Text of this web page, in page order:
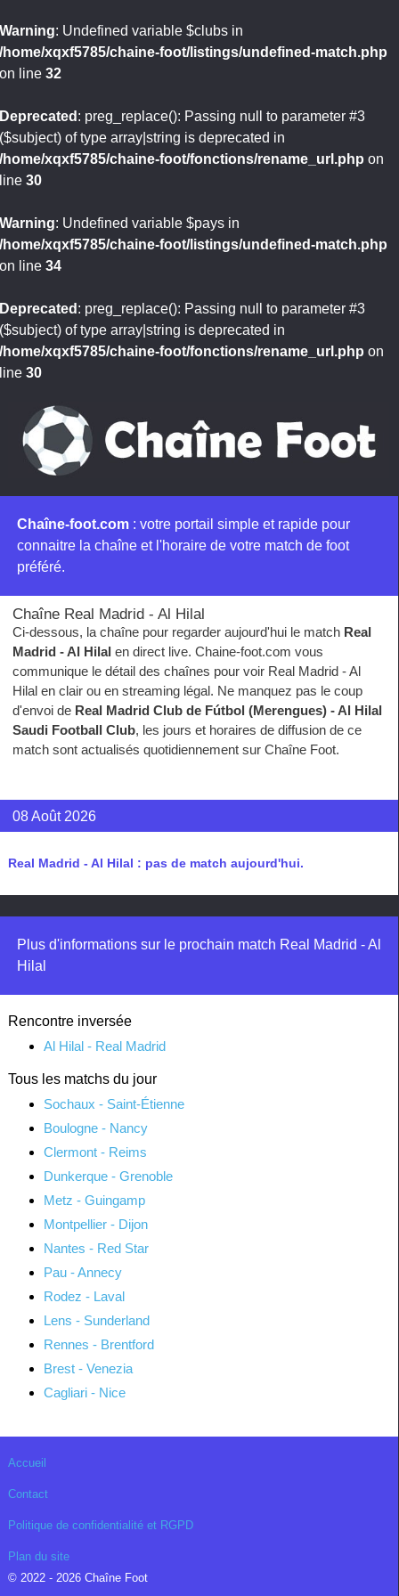
Warning: Undefined variable $clubs in
/home/xqxf5785/chaine-foot/listings/undefined-match.php
on line 32
Deprecated : preg_replace(): Passing null to parameter #3
($subject) of type array|string is deprecated in
/home/xqxf5785/chaine-foot/fonctions/rename_url.php on
line 30
Warning: Undefined variable $pays in
/home/xqxf5785/chaine-foot/listings/undefined-match.php
on line 34
Deprecated : preg_replace(): Passing null to parameter #3
($subject) of type array|string is deprecated in
/home/xqxf5785/chaine-foot/fonctions/rename_url.php on
line 30
Chaîne-foot.com : votre portail simple et rapide pour
connaitre la chaîne et l'horaire de votre match de foot
préféré.
Chaîne Real Madrid - Al Hilal
Ci-dessous, la chaîne pour regarder aujourd'hui le match Real
Madrid - Al Hilal en direct live. Chaine-foot.com vous
communique le détail des chaînes pour voir Real Madrid - Al
Hilal en clair ou en streaming légal. Ne manquez pas le coup
d'envoi de Real Madrid Club de Fútbol (Merengues) - Al Hilal
Saudi Football Club, les jours et horaires de diffusion de ce
match sont actualisés quotidiennement sur Chaîne Foot.
08 Août 2026
Real Madrid - Al Hilal : pas de match aujourd'hui.
Plus d'informations sur le prochain match Real Madrid - Al
Hilal
Rencontre inversée
Al Hilal - Real Madrid
Tous les matchs du jour
Sochaux - Saint-Étienne
Boulogne - Nancy
Clermont - Reims
Dunkerque - Grenoble
Metz - Guingamp
Montpellier - Dijon
Nantes - Red Star
Pau - Annecy
Rodez - Laval
Lens - Sunderland
Rennes - Brentford
Brest - Venezia
Cagliari - Nice
Accueil
Contact
Politique de confidentialité et RGPD
Plan du site
© 2022 - 2026 Chaîne Foot